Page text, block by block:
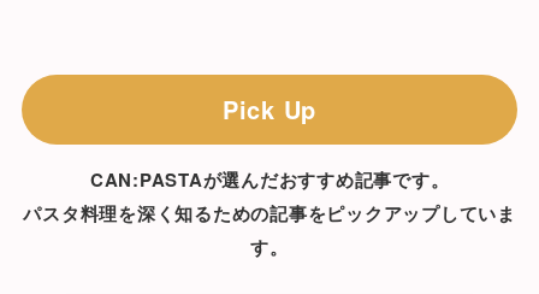
Pick Up
CAN:PASTAが選んだおすすめ記事です。
パスタ料理を深く知るための記事をピックアップしていま
す。